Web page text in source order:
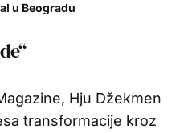
u Beogradu
Hju Džekmen
transformacije kroz